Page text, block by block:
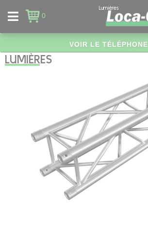
0
Lumières
VOIR LE TÉLÉPHONE
LUMIÈRES
Panneau de gestion des cookies